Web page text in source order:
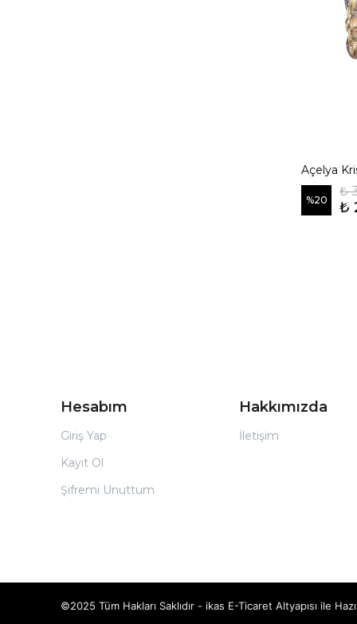
Açelya
%20
₺
₺
Hesabım
Giriş Yap
Kayıt Ol
Şifremi Unuttum
Hakkımızda
İletişim
©2025 Tüm Hakları Saklıdır - ikas E-Ticaret Altyapısı ile